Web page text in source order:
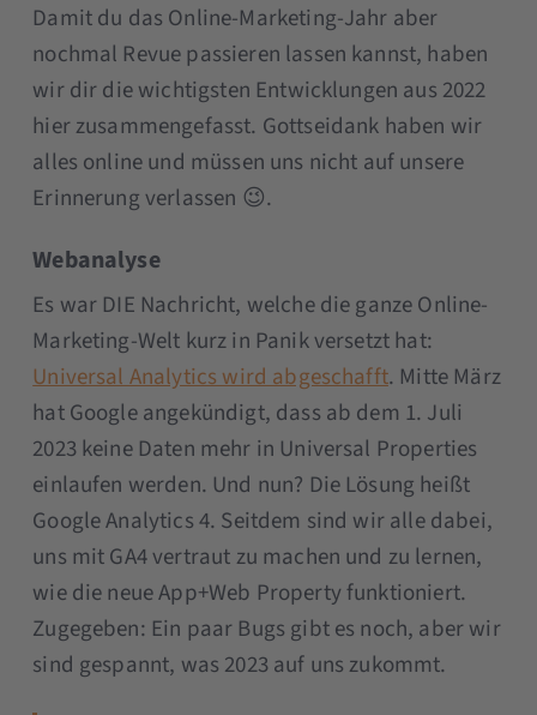
Damit du das Online-Marketing-Jahr aber
nochmal Revue passieren lassen kannst, haben
wir dir die wichtigsten Entwicklungen aus 2022
hier zusammengefasst. Gottseidank haben wir
alles online und müssen uns nicht auf unsere
Erinnerung verlassen 😉.
Webanalyse
Es war DIE Nachricht, welche die ganze Online-
Marketing-Welt kurz in Panik versetzt hat:
Universal Analytics wird abgeschafft. Mitte März
hat Google angekündigt, dass ab dem 1. Juli
2023 keine Daten mehr in Universal Properties
einlaufen werden. Und nun? Die Lösung heißt
Google Analytics 4. Seitdem sind wir alle dabei,
uns mit GA4 vertraut zu machen und zu lernen,
wie die neue App+Web Property funktioniert.
Zugegeben: Ein paar Bugs gibt es noch, aber wir
sind gespannt, was 2023 auf uns zukommt.